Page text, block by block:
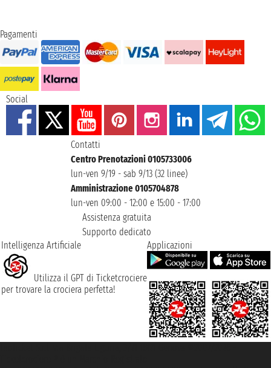
Pagamenti
Social
Contatti
Centro Prenotazioni 0105733006
lun-ven 9/19 - sab 9/13 (32 linee)
Amministrazione 0105704878
lun-ven 09:00 - 12:00 e 15:00 - 17:00
Assistenza gratuita
Supporto dedicato
Intelligenza Artificiale
Utilizza il GPT di Ticketcrociere
per trovare la crociera perfetta!
Applicazioni